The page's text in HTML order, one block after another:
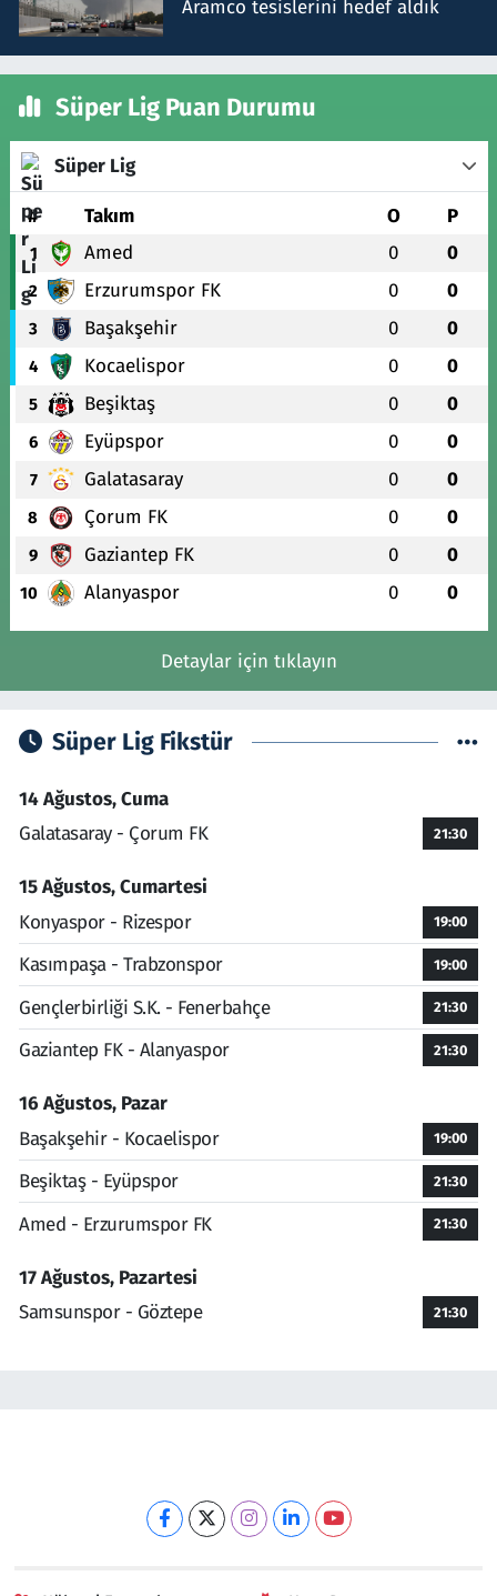
Aramco tesislerini hedef aldık
Süper Lig Puan Durumu
Süper Lig
# Takım O P
1 Amed 0 0
2 Erzurumspor FK 0 0
3 Başakşehir 0 0
4 Kocaelispor 0 0
5 Beşiktaş 0 0
6 Eyüpspor 0 0
7 Galatasaray 0 0
8 Çorum FK 0 0
9 Gaziantep FK 0 0
10 Alanyaspor 0 0
Detaylar için tıklayın
Süper Lig Fikstür
14 Ağustos, Cuma
Galatasaray - Çorum FK
21:30
15 Ağustos, Cumartesi
Konyaspor - Rizespor
19:00
Kasımpaşa - Trabzonspor 19:00
Gençlerbirliği S.K. - Fenerbahçe 21:30
Gaziantep FK - Alanyaspor 21:30
16 Ağustos, Pazar
Başakşehir - Kocaelispor
19:00
Beşiktaş - Eyüpspor 21:30
Amed - Erzurumspor FK 21:30
17 Ağustos, Pazartesi
Samsunspor - Göztepe
21:30